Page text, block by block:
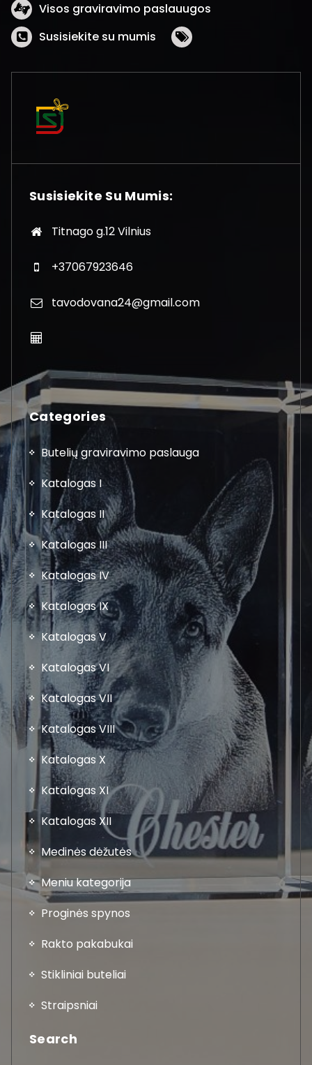
Visos graviravimo paslauugos
Susisiekite su mumis
Susisiekite Su Mumis:
Titnago g.12 Vilnius
+37067923646
tavodovana24@gmail.com
Categories
Butelių graviravimo paslauga
Katalogas I
Katalogas II
Katalogas III
Katalogas IV
Katalogas IX
Katalogas V
Katalogas VI
Katalogas VII
Katalogas VIII
Katalogas X
Katalogas XI
Katalogas XII
Medinės dėžutės
Meniu kategorija
Proginės spynos
Rakto pakabukai
Stikliniai buteliai
Straipsniai
Search